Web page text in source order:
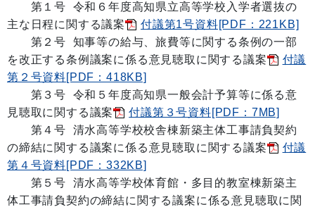
第１号 令和６年度高知県立高等学校入学者選抜の
主な日程に関する議案
付議第1号資料[PDF：221KB]
第２号 知事等の給与、旅費等に関する条例の一部
を改正する条例議案に係る意見聴取に関する議案
付議
第２号資料[PDF：418KB]
第３号 令和５年度高知県一般会計予算等に係る意
見聴取に関する議案
付議第３号資料[PDF：7MB]
第４号 清水高等学校校舎棟新築主体工事請負契約
の締結に関する議案に係る意見聴取に関する議案
付議
第４号資料[PDF：332KB]
第５号 清水高等学校体育館・多目的教室棟新築主
体工事請負契約の締結に関する議案に係る意見聴取に関